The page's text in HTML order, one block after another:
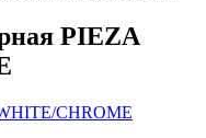
PIEZA